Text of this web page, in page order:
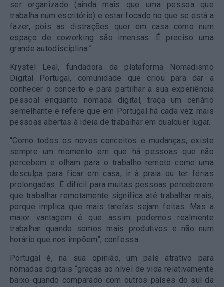
ser organizado (ainda mais que uma pessoa que
trabalha num escritório) e estar focado no que se está a
fazer, pois as distrações quer em casa como num
espaço de coworking são imensas. É preciso uma
grande autodisciplina.”
Krystel Leal, fundadora da plataforma Nomadismo
Digital Portugal, comunidade que criou para dar a
conhecer o conceito e para partilhar a sua experiência
pessoal enquanto nómada digital, traça um cenário
semelhante e refere que em Portugal há cada vez mais
pessoas abertas à ideia de trabalhar em qualquer lugar.
“Como todos os novos conceitos e mudanças, existe
sempre um momento em que há pessoas que não
percebem e olham para o trabalho remoto como uma
desculpa para ficar em casa, ir à praia ou ter férias
prolongadas. É difícil para muitas pessoas perceberem
que trabalhar remotamente significa até trabalhar mais,
porque implica que mais tarefas sejam feitas. Mas a
maior vantagem é que assim podemos realmente
trabalhar quando somos mais produtivos e não num
horário que nos impõem”, confessa.
Portugal é, na sua opinião, um país atrativo para
nómadas digitais “graças ao nível de vida relativamente
baixo quando comparado com outros países do sul da